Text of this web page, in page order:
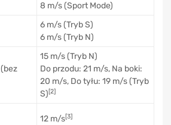
8 m/s (Sport Mode)
6 m/s (Tryb S)
6 m/s (Tryb N)
15 m/s (Tryb N)
Do przodu: 21 m/s, Na boki:
20 m/s, Do tyłu: 19 m/s (Tryb
S)[2]
12 m/s[3]